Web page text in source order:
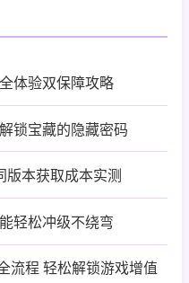
体验双保障攻略
锁宝藏的隐藏密码
版本获取成本实测
轻松冲级不绕弯
流程 轻松解锁游戏增值